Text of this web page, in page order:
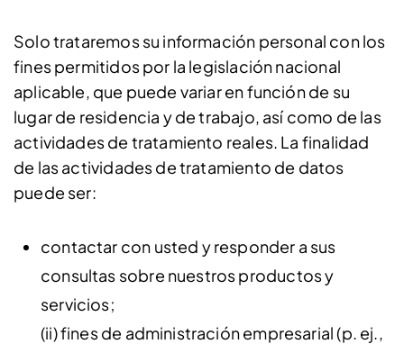
Solo trataremos su información personal con los
fines permitidos por la legislación nacional
aplicable, que puede variar en función de su
lugar de residencia y de trabajo, así como de las
actividades de tratamiento reales. La finalidad
de las actividades de tratamiento de datos
puede ser:
contactar con usted y responder a sus
consultas sobre nuestros productos y
servicios;
(ii) fines de administración empresarial (p. ej.,